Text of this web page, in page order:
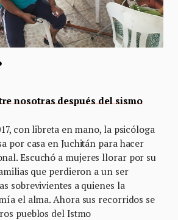
nosotras después del sismo
con libreta en mano, la psicóloga
por casa en Juchitán para hacer
Escuchó a mujeres llorar por su
que perdieron a un ser
sobrevivientes a quienes la
el alma. Ahora sus recorridos se
pueblos del Istmo